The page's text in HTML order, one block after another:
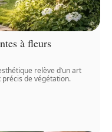
à fleurs
relève d’un art
de végétation.